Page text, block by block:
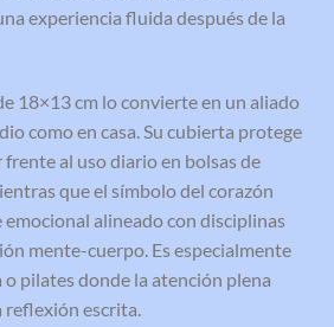
experiencia fluida después de la
18×13 cm lo convierte en un aliado
como en casa. Su cubierta protege
al uso diario en bolsas de
que el símbolo del corazón
alineado con disciplinas
mente-cuerpo. Es especialmente
o pilates donde la atención plena
reflexión escrita.